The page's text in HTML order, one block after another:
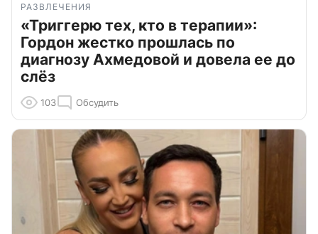
РАЗВЛЕЧЕНИЯ
«Триггерю тех, кто в терапии»:
Гордон жестко прошлась по
диагнозу Ахмедовой и довела ее до
слёз
103 Обсудить